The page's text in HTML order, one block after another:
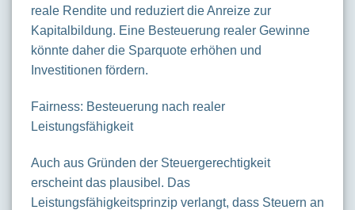
reale Rendite und reduziert die Anreize zur
Kapitalbildung. Eine Besteuerung realer Gewinne
könnte daher die Sparquote erhöhen und
Investitionen fördern.
Fairness: Besteuerung nach realer
Leistungsfähigkeit
Auch aus Gründen der Steuergerechtigkeit
erscheint das plausibel. Das
Leistungsfähigkeitsprinzip verlangt, dass Steuern an